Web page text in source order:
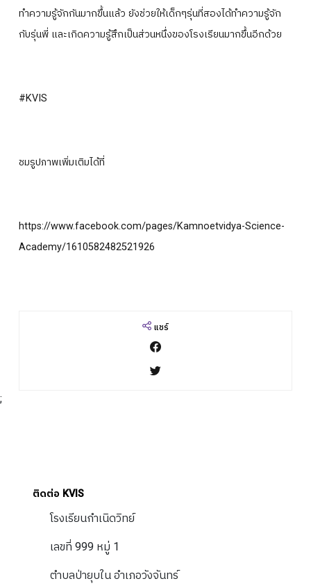
ทำความรู้จักกันมากขึ้นแล้ว ยังช่วยให้เด็กๆรุ่นที่สองได้ทำความรู้จัก
กับรุ่นพี่ และเกิดความรู้สึกเป็นส่วนหนึ่งของโรงเรียนมากขึ้นอีกด้วย
#KVIS
ชมรูปภาพเพิ่มเติมได้ที่
https://www.facebook.com/pages/Kamnoetvidya-Science-
Academy/1610582482521926
แชร์
;
ติดต่อ KVIS
โรงเรียนกำเนิดวิทย์
เลขที่ 999 หมู่ 1
ตำบลป่ายุบใน อำเภอวังจันทร์